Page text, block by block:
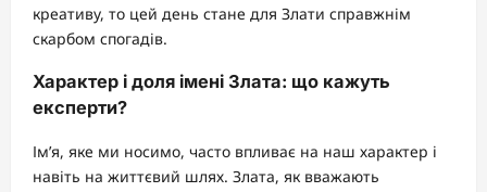
креативу, то цей день стане для Злати справжнім
скарбом спогадів.
Характер і доля імені Злата: що кажуть
експерти?
Ім’я, яке ми носимо, часто впливає на наш характер і
навіть на життєвий шлях. Злата, як вважають